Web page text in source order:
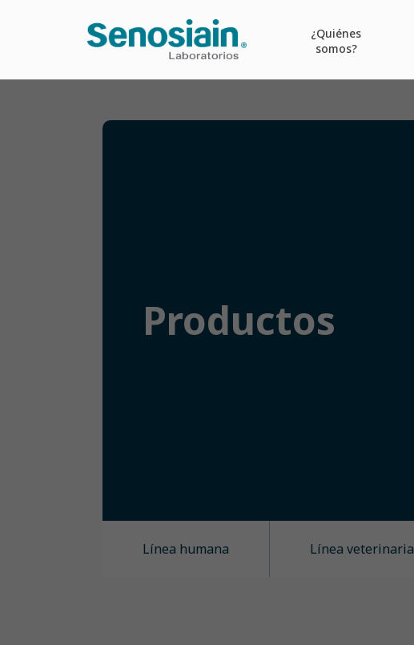
¿Quiénes
somos?
Productos
Línea humana Línea veterinaria